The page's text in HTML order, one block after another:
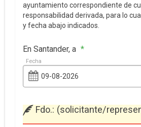
ayuntamiento correspondiente de
responsabilidad derivada, para lo
y fecha abajo indicados.
En Santander, a *
Fecha
Fdo.: (solicitante/